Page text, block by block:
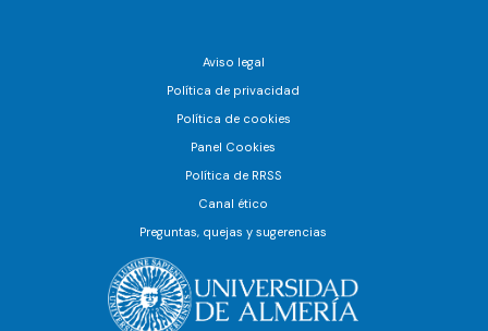
Aviso legal
Política de privacidad
Política de cookies
Panel Cookies
Política de RRSS
Canal ético
Preguntas, quejas y sugerencias